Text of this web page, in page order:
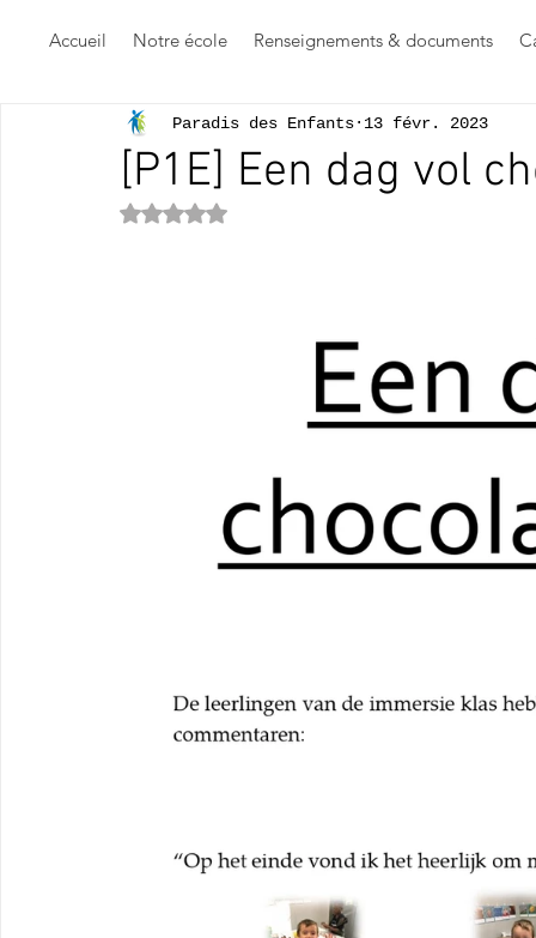
Accueil Notre école Renseignements & documents
[P1E] Een dag vol
Paradis des Enfants 13 févr. 2023
Noté NaN étoiles sur 5.